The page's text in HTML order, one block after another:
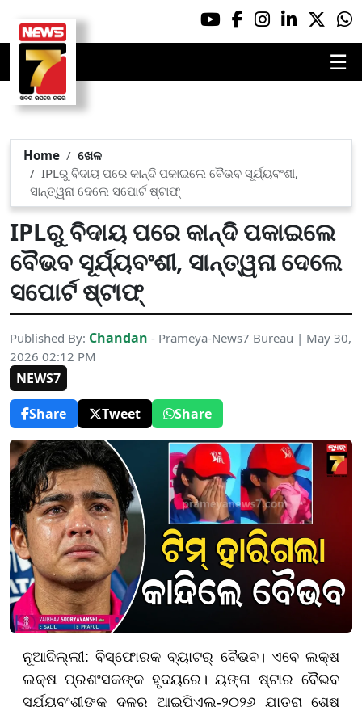
☰
Home
ଖେଳ
IPLରୁ ବିଦାୟ ପରେ କାନ୍ଦି ପକାଇଲେ ବୈଭବ ସୂର୍ଯ୍ୟବଂଶୀ,
ସାନ୍ତ୍ୱନା ଦେଲେ ସପୋର୍ଟ ଷ୍ଟାଫ୍‌
IPLରୁ ବିଦାୟ ପରେ କାନ୍ଦି ପକାଇଲେ
ବୈଭବ ସୂର୍ଯ୍ୟବଂଶୀ, ସାନ୍ତ୍ୱନା ଦେଲେ
ସପୋର୍ଟ ଷ୍ଟାଫ୍‌
Published By: Chandan - Prameya-News7 Bureau | May 30,
2026 02:12 PM
NEWS7
Share
Tweet Share
ନୂଆଦିଲ୍ଲୀ: ବିସ୍ଫୋରକ ବ୍ୟାଟର୍‌ ବୈଭବ। ଏବେ ଲକ୍ଷ
ଲକ୍ଷ ପ୍ରଶଂସକଙ୍କ ହୃଦୟରେ। ୟଙ୍ଗ ଷ୍ଟାର ବୈଭବ
ସୂର୍ଯ୍ୟବଂଶୀଙ୍କ ଦଳର ଆଇପିଏଲ୍-୨୦୨୬ ଯାତ୍ରା ଶେଷ